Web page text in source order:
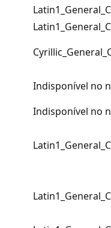
Indisponível no
Indisponível no